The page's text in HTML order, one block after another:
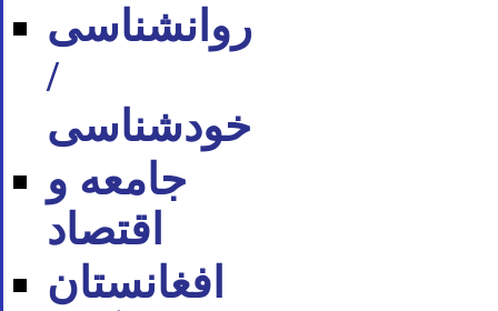
روان‪شناسی
/
خودشناسی
جامعه و
اقتصاد
افغانستان